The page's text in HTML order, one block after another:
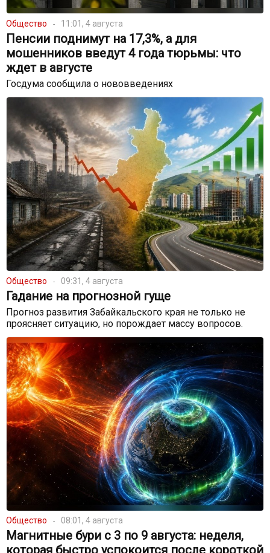
Общество 11:01, 4 августа
Пенсии поднимут на 17,3%, а для
мошенников введут 4 года тюрьмы: что
ждет в августе
Госдума сообщила о нововведениях
Общество 09:31, 4 августа
Гадание на прогнозной гуще
Прогноз развития Забайкальского края не только не
проясняет ситуацию, но порождает массу вопросов.
Общество 08:01, 4 августа
Магнитные бури с 3 по 9 августа: неделя,